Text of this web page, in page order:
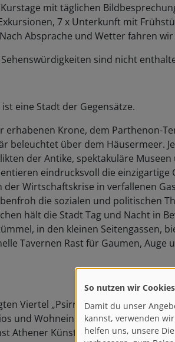
Kurstage mit täglichen
7 x Unterkunft mit
Absprache und Wetter fahren wir
sind nicht
eine Stadt der Gegensätze.
erhabenen Krone, dem Parthenon-
beleuchtet über dem Häusermeer.
der Antike, spektakuläre
eindrucksvoll die einzigartige
der Wirtschaftskrise in verfallenen
die sozialen und politischen
hält die Stadt Tag und Nacht in
in den kleinen Seitengassen,
Tavernen Rast für Gaumen, Auge
Viertel „Psirri“ im Zentrum der
und Wohneinheiten zur
Athener Künstler mischen. Obwohl
So nutzen wir
Damit du unser
kannst, verwenden wir
helfen uns, unsere